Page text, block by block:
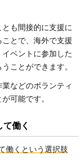
とも間接的に支援に
とで、海外で支援
ベントに参加した
ことができます。
などのボランティ
可能です。
働く
働くという選択肢